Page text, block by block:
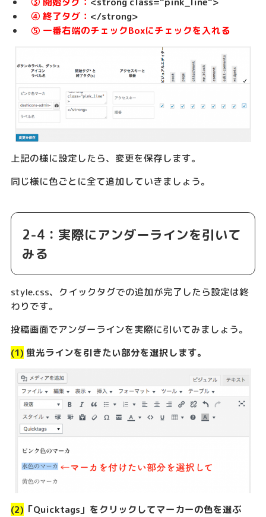
④ 終了タグ： </strong>
⑤ 一番右端のチェックBoxにチェックを入れる
上記の様に設定したら、変更を保存します。
同じ様に色ごとに全て追加していきましょう。
2-4：実際にアンダーラインを引いて
みる
style.css、クイックタグでの追加が完了したら設定は終
わりです。
投稿画面でアンダーラインを実際に引いてみましょう。
(1) 蛍光ラインを引きたい部分を選択します。
(2) 「Quicktags」をクリックしてマーカーの色を選ぶ